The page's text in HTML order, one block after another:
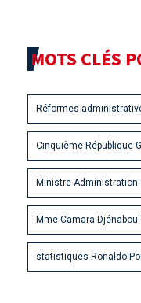
MOTS CLÉS
Réformes
Cinquième République
Ministre Administration
Mme Camara Djénabou
statistiques Ronaldo